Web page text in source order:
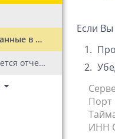
Что делать, если не передаются данные в ОФД?
Почему не меняется статус "Ожидается отчет о регистрации"?
Если